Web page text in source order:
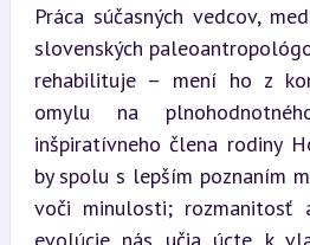
Práca súčasných vedcov,
slovenských
rehabilituje – mení ho z
omylu na
inšpiratívneho člena rodiny
by spolu s lepším poznaním
voči minulosti; rozmanitosť